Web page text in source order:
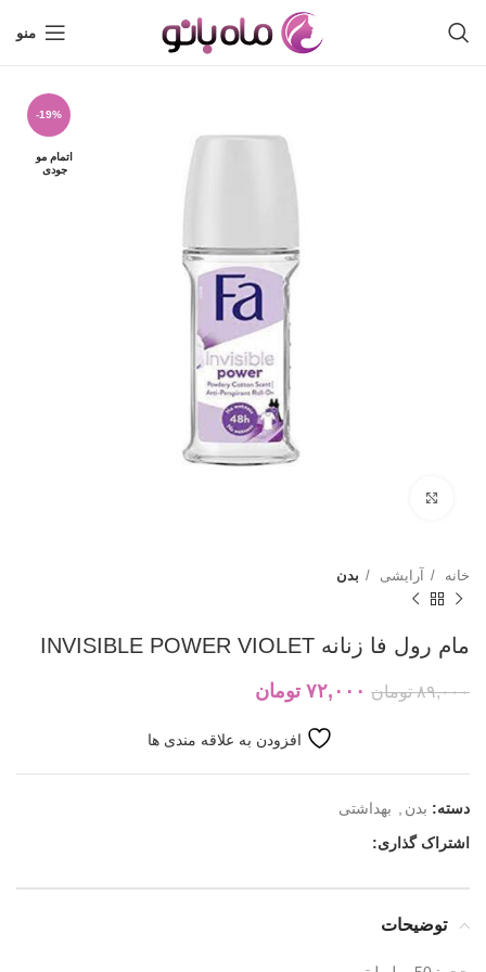
منو
-19%
اتمام مو
جودی
خانه آرایشی بدن
مام رول فا زنانه INVISIBLE POWER VIOLET
۸۹,۰۰۰ تومان ۷۲,۰۰۰ تومان
افزودن به علاقه مندی ها
دسته: بدن
بهداشتی
اشتراک گذاری:
توضیحات